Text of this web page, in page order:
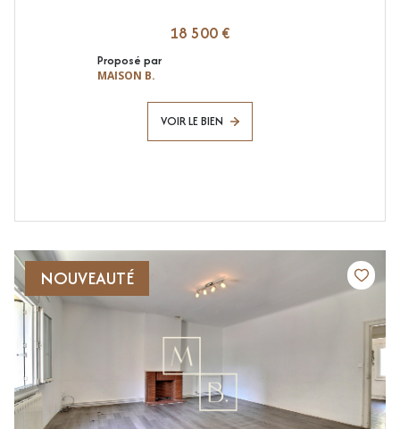
18 500 €
Proposé par
MAISON B.
VOIR LE BIEN
NOUVEAUTÉ